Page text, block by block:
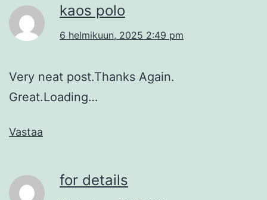
kaos polo
6 helmikuun, 2025 2:49 pm
Very neat post.Thanks Again.
Great.Loading…
Vastaa
for details